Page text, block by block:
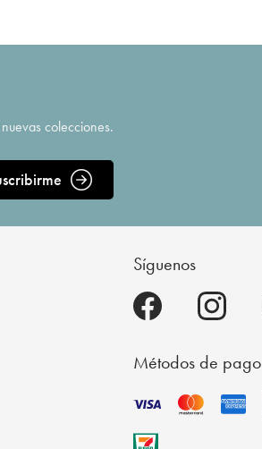
colecciones.
Síguenos
Métodos de pago